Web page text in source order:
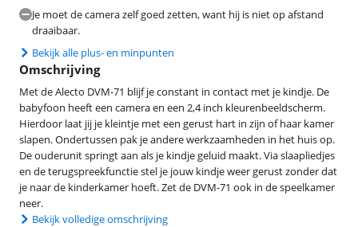
Je moet de camera zelf goed zetten, want hij is niet op afstand
draaibaar.
Bekijk alle plus- en minpunten
Omschrijving
Met de Alecto DVM-71 blijf je constant in contact met je kindje. De
babyfoon heeft een camera en een 2,4 inch kleurenbeeldscherm.
Hierdoor laat jij je kleintje met een gerust hart in zijn of haar kamer
slapen. Ondertussen pak je andere werkzaamheden in het huis op.
De ouderunit springt aan als je kindje geluid maakt. Via slaapliedjes
en de terugspreekfunctie stel je jouw kindje weer gerust zonder dat
je naar de kinderkamer hoeft. Zet de DVM-71 ook in de speelkamer
neer.
Bekijk volledige omschrijving